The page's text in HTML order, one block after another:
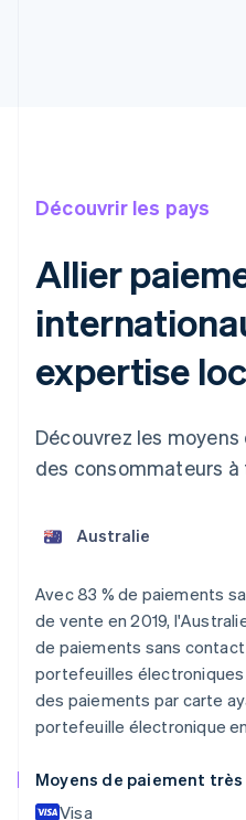
Découvrir les pays
Allier
expertise
Découvrez les
des consommateurs à
Avec 83 % de paiements
de vente en 2019,
de paiements sans contact
portefeuilles électroniques
des paiements par carte
portefeuille électronique
Moyens de paiement
Visa
Allemagne
Australie
English
Autriche
Deutsch English
Belgique
NederlandsFrançaisDeutsch
Brésil
Bulgarie
English
Canada